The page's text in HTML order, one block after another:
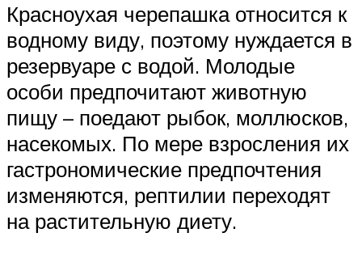
Красноухая черепашка относится к
водному виду, поэтому нуждается в
резервуаре с водой. Молодые
особи предпочитают животную
пищу – поедают рыбок, моллюсков,
насекомых. По мере взросления их
гастрономические предпочтения
изменяются, рептилии переходят
на растительную диету.